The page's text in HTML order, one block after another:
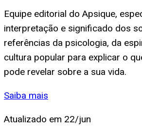
Equipe editorial do Apsique,
interpretação e significado dos
referências da psicologia, da
cultura popular para explicar o
pode revelar sobre a sua vida.
Saiba mais
Atualizado em 22/jun